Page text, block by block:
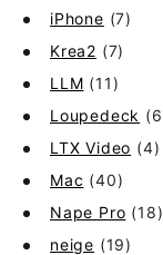
iPhone (7)
Krea2 (7)
LLM (11)
Loupedeck
LTX Video (4)
Mac (40)
Nape Pro (18)
neige (19)